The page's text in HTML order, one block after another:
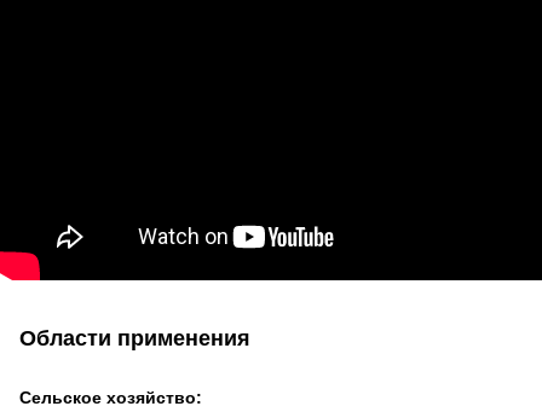
Области применения
Сельское хозяйство: